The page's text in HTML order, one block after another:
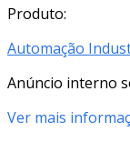
Produto:
Automação
Anúncio interno
Ver mais